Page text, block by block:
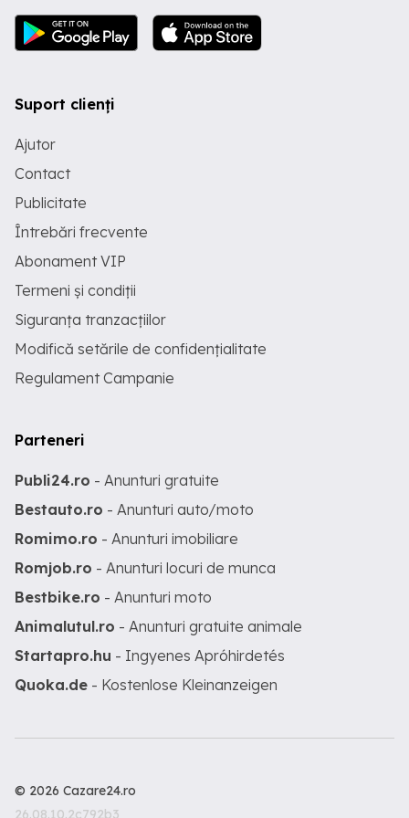
Suport clienți
Ajutor
Contact
Publicitate
Întrebări frecvente
Abonament VIP
Termeni și condiții
Siguranța tranzacțiilor
Modifică setările de confidențialitate
Regulament Campanie
Parteneri
Publi24.ro - Anunturi gratuite
Bestauto.ro - Anunturi auto/moto
Romimo.ro - Anunturi imobiliare
Romjob.ro - Anunturi locuri de munca
Bestbike.ro - Anunturi moto
Animalutul.ro - Anunturi gratuite animale
Startapro.hu - Ingyenes Apróhirdetés
Quoka.de - Kostenlose Kleinanzeigen
© 2026 Cazare24.ro
26.08.10.2c792b3